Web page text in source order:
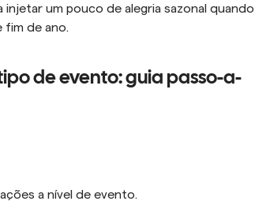
um pouco de alegria sazonal quando
fim de ano.
de evento: guia passo-a-
a nível de evento.